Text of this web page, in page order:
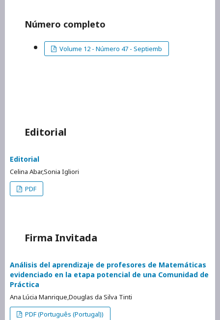
Número completo
Volume 12 - Número 47 - Septiemb
Editorial
Editorial
Celina Abar,Sonia Igliori
PDF
Firma Invitada
Análisis del aprendizaje de profesores de Matemáticas
evidenciado en la etapa potencial de una Comunidad de
Práctica
Ana Lúcia Manrique,Douglas da Silva Tinti
PDF (Português (Portugal))